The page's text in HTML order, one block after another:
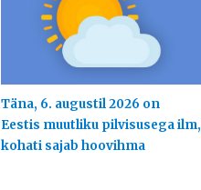
Täna, 6. augustil 2026 on
Eestis muutliku pilvisusega ilm,
kohati sajab hoovihma